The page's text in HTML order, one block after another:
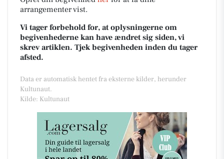
arrangementer vist.
Vi tager forbehold for, at oplysningerne om
begivenhederne kan have ændret sig siden, vi
skrev artiklen. Tjek begivenheden inden du tager
afsted.
Data er automatisk hentet fra eksterne kilder, herunder
Kultunaut.
Kilde: Kultunaut